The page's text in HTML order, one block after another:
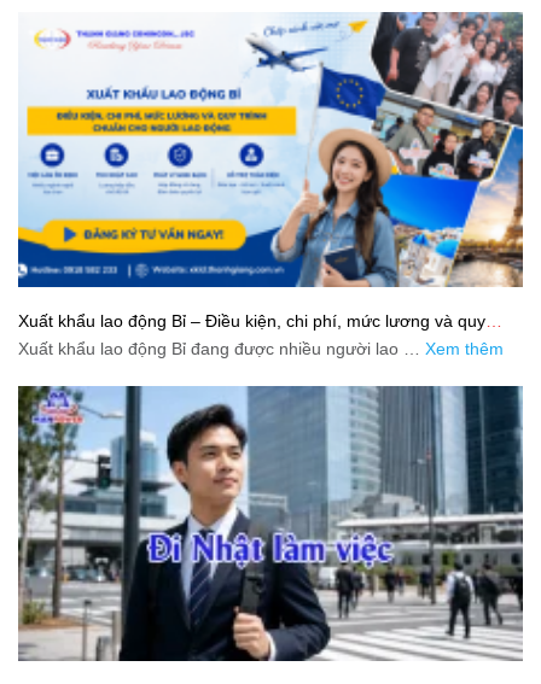
Xuất khẩu lao động Bỉ – Điều kiện, chi phí, mức lương và quy
trình chuẩn cho người lao động
Xuất khẩu lao động Bỉ đang được nhiều người lao … Xem thêm